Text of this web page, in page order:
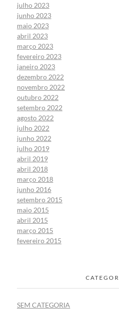
julho 2023
junho 2023
maio 2023
abril 2023
março 2023
fevereiro 2023
janeiro 2023
dezembro 2022
novembro 2022
outubro 2022
setembro 2022
agosto 2022
julho 2022
junho 2022
julho 2019
abril 2019
abril 2018
março 2018
junho 2016
setembro 2015
maio 2015
abril 2015
março 2015
fevereiro 2015
SEM CATEGORIA